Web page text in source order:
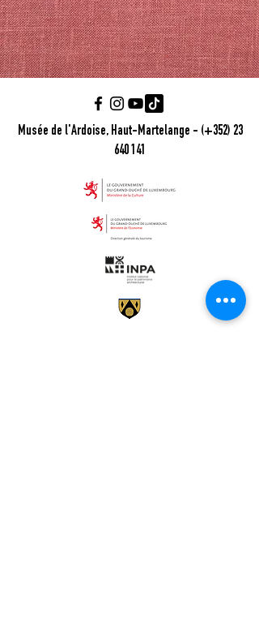
Musée de l'Ardoise, Haut-Martelange - (+352) 23
640 141